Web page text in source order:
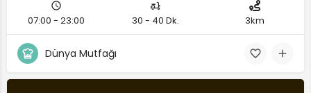
07:00 - 23:00 30 - 40 Dk. 3km
Dünya Mutfağı